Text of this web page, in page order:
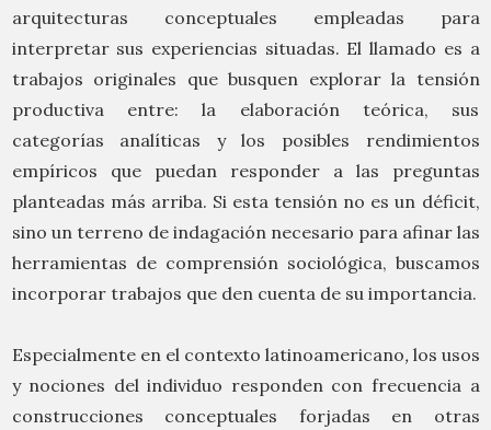
arquitecturas conceptuales empleadas para
interpretar sus experiencias situadas. El llamado es a
trabajos originales que busquen explorar la tensión
productiva entre: la elaboración teórica, sus
categorías analíticas y los posibles rendimientos
empíricos que puedan responder a las preguntas
planteadas más arriba. Si esta tensión no es un déficit,
sino un terreno de indagación necesario para afinar las
herramientas de comprensión sociológica, buscamos
incorporar trabajos que den cuenta de su importancia.
Especialmente en el contexto latinoamericano, los usos
y nociones del individuo responden con frecuencia a
construcciones conceptuales forjadas en otras